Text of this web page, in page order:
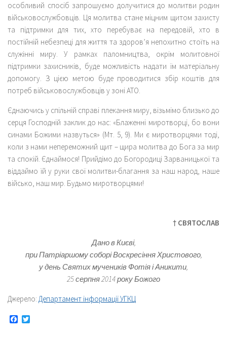
особливий спосіб запрошуємо долучитися до молитви родин
військовослужбовців. Ця молитва стане міцним щитом захисту
та підтримки для тих, хто перебуває на передовій, хто в
постійній небезпеці для життя та здоров’я непохитно стоїть на
служінні миру. У рамках паломництва, окрім молитовної
підтримки захисників, буде можливість надати їм матеріальну
допомогу. З цією метою буде проводитися збір коштів для
потреб військовослужбовців у зоні АТО.
Єднаючись у спільній справі плекання миру, візьмімо близько до
серця Господній заклик до нас: «Блаженні миротворці, бо вони
синами Божими назвуться» (Мт. 5, 9). Ми є миротворцями тоді,
коли з нами непереможний щит – щира молитва до Бога за мир
та спокій. Єднаймося! Прийдімо до Богородиці Зарваницької та
віддаймо їй у руки свої молитви-благання за наш народ, наше
військо, наш мир. Будьмо миротворцями!
† СВЯТОСЛАВ
Дано в Києві,
при Патріаршому соборі Воскресіння Христового,
у день Святихмучеників Фотія і Аникити,
25 серпня 2014 року Божого
Джерело: Департамент інформації УГКЦ
Facebook